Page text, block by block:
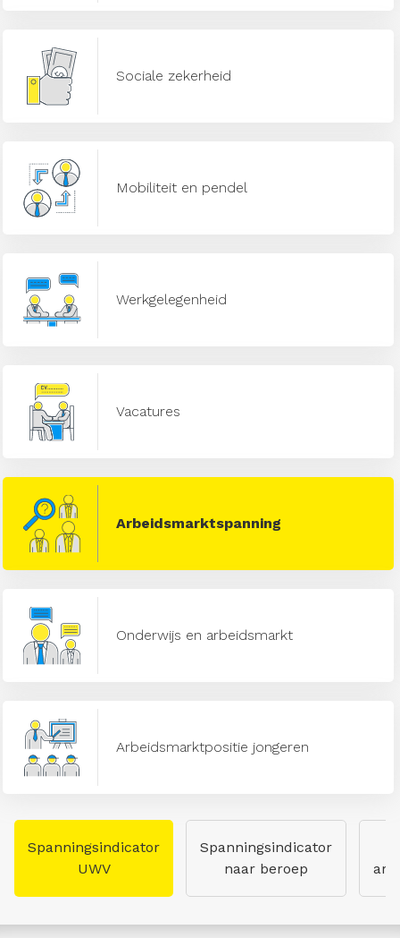
Sociale zekerheid
Mobiliteit en pendel
Werkgelegenheid
Vacatures
Arbeidsmarktspanning
Onderwijs en arbeidsmarkt
Arbeidsmarktpositie jongeren
Spanningsindicator
UWV
Spanningsindicator
naar beroep